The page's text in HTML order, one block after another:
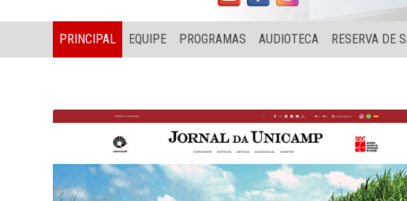
PRINCIPAL EQUIPE PROGRAMAS AUDIOTECA RESERVA DE